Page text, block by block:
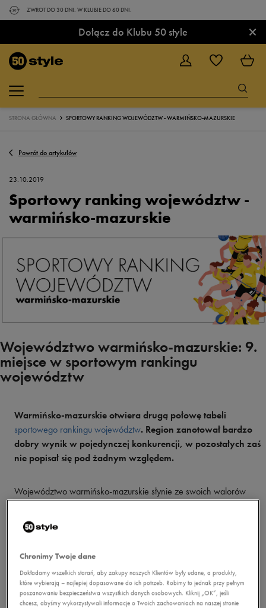
ZWROT DO 30 DNI. W KLUBIE DO 60 DNI.
Dołącz do Klubu 50 style ×
STRONA GŁÓWNA SPORTOWY RANKING WOJEWÓDZTW - WARMIŃSKO-MAZURSKIE
Powrót do artykułów
23.10.2019
Sportowy ranking województw -
warmińsko-mazurskie
Województwo warmińsko-mazurskie: 9.
miejsce w sportowym rankingu
województw
Warmińsko-mazurskie otwiera drugą połowę tabeli
sportowego rankingu województw. Region zanotował bardzo
dobry wynik w pojedynczej konkurencji, w pozostałych zaś
nie popisał się pod żadnym względem.
Województwo warmińsko-mazurskie słynie ze swoich walorów
turystycznych, ale w naszym rankingu zajęło odległą, 9. lokatę. 53
punkty w finałowym podsumowaniu zostały uzbierane z niemałym
trudem.
Chronimy Twoje dane
Dokładamy wszelkich starań, aby zakupy naszych Klientów były udane, a produkty,
które wybierają – najlepiej dopasowane do ich potrzeb. Robimy to jednak przy pełnym
poszanowaniu bezpieczeństwa wszystkich danych osobowych. Kliknij „OK”, jeśli
chcesz, abyśmy wykorzystywali informacje o Twoich zachowaniach na naszej stronie